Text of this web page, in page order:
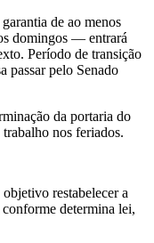
de ao menos
domingos — entrará
Período de transição
passar pelo Senado
da portaria do
nos feriados.
restabelecer a
determina lei,